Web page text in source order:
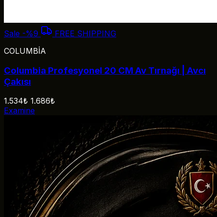
Sale -%9
FREE SHIPPING
COLUMBİA
Columbia Profesyonel 20 CM Av Tırnağı | Avcı
Çakısı
1.534₺ 1.686₺
Examine